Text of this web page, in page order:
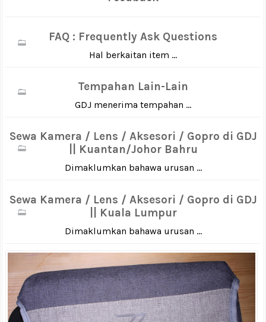
FAQ : Frequently Ask Questions
Hal berkaitan item ...
Tempahan Lain-Lain
GDJ menerima tempahan ...
Sewa Kamera / Lens / Aksesori / Gopro di GDJ
|| Kuantan/Johor Bahru
Dimaklumkan bahawa urusan ...
Sewa Kamera / Lens / Aksesori / Gopro di GDJ
|| Kuala Lumpur
Dimaklumkan bahawa urusan ...